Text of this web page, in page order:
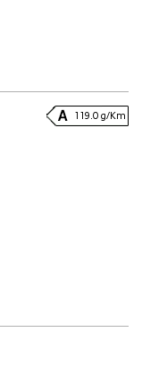
119.0 g/Km